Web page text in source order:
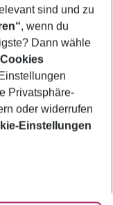
sind und zu
, wenn du
Dann wähle
Privatsphäre-
oder widerrufen
Einstellungen